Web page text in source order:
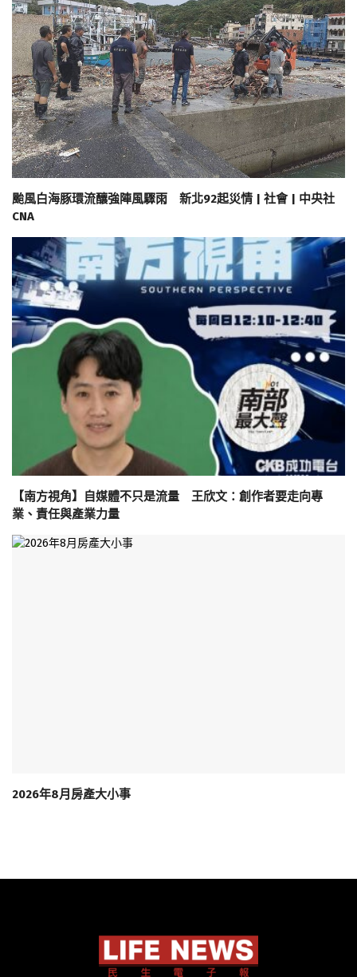
颱風白海豚環流釀強陣風驟雨 新北92起災情 | 社會 | 中央社
CNA
【南方視角】自媒體不只是流量 王欣文：創作者要走向專
業、責任與產業力量
2026年8月房產大小事